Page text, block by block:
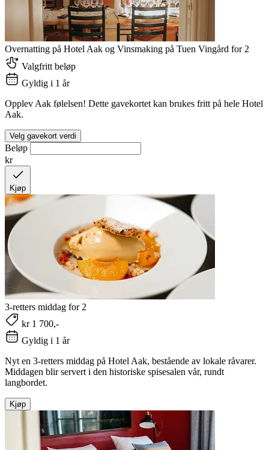
Overnatting på Hotel Aak og Vinsmaking på Tuen Vingård for 2
Valgfritt beløp
Gyldig i 1 år
Opplev Aak følelsen! Dette gavekortet kan brukes fritt på hele Hotel
Aak.
Velg gavekort verdi
Beløp
kr
Kjøp
3-retters middag for 2
kr 1 700,-
Gyldig i 1 år
Nyt en 3-retters middag på Hotel Aak, bestående av lokale råvarer.
Middagen blir servert i den historiske spisesalen vår, rundt
langbordet.
Kjøp